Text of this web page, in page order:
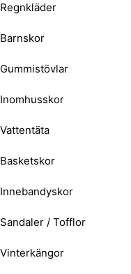
Regnkläder
Barnskor
Gummistövlar
Inomhusskor
Vattentäta
Basketskor
Innebandyskor
Sandaler / Tofflor
Vinterkängor